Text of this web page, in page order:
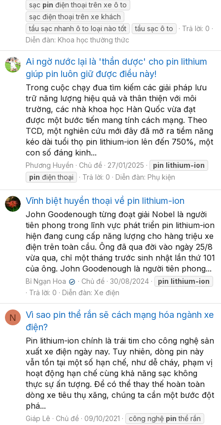
sạc pin điện thoại trên xe ô to
sạc điện thoại trên xe khách
tẩu sạc nhanh ô to loại nào tốt
tẩu sạc ô to
Trả lời: 0
Diễn đàn: Khoa học thường thức
Ai ngờ nước lại là 'thần dược' cho pin lithium
giúp pin luôn giữ được điều này!
Trong cuộc chạy đua tìm kiếm các giải pháp lưu
trữ năng lượng hiệu quả và thân thiện với môi
trường, các nhà khoa học Hàn Quốc vừa đạt
được một bước tiến mang tính cách mạng. Theo
TCD, một nghiên cứu mới đây đã mở ra tiềm năng
kéo dài tuổi thọ pin lithium-ion lên đến 750%, một
con số đáng kinh...
Phương Huyền Chủ đề 27/01/2025 pin lithium-ion
pin điện thoại Trả lời: 0 Diễn đàn: Phụ kiện
Vĩnh biệt huyền thoại về pin lithium-ion
John Goodenough từng đoạt giải Nobel là người
tiên phong trong lĩnh vực phát triển pin lithium-ion
hiện đang cung cấp năng lượng cho hàng triệu xe
điện trên toàn cầu. Ông đã qua đời vào ngày 25/8
vừa qua, chỉ một tháng trước sinh nhật lần thứ 101
của ông. John Goodenough là người tiên phong...
Bỉ Ngạn Hoa ✔ Chủ đề 30/08/2024 pin lithium-ion
Trả lời: 0
Diễn đàn: Xe điện
N
Vì sao pin thể rắn sẽ cách mạng hóa ngành xe
điện?
Pin lithium-ion chính là trái tim cho công nghệ sản
xuất xe điện ngày nay. Tuy nhiên, dòng pin này
vẫn tồn tại một số hạn chế, như dễ cháy, phạm vị
hoạt động hạn chế cùng khả năng sạc không
thực sự ấn tượng. Để có thể thay thế hoàn toàn
dòng xe tiêu thụ xăng, chúng ta cần một bước đột
phá...
Giáp Lê Chủ đề 09/10/2021 công nghệ pin thể rắn